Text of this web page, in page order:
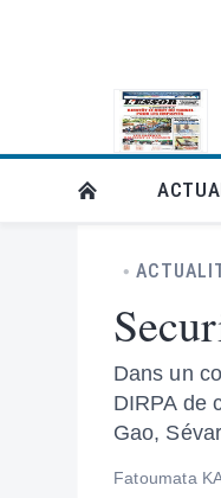
RETOUR À LA
Dans un
DIRPA de
Gao,
Fatoumata